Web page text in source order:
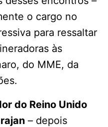
o cargo no
para ressaltar
às
do MME, da
do Reino Unido
– depois